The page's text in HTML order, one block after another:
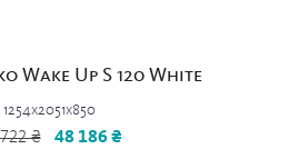
Wake Up S 120 White
1254x2051x850
₴ 48 186 ₴